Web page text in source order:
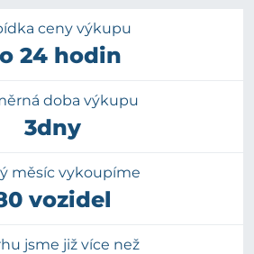
ceny výkupu
24 hodin
doba výkupu
3dny
měsíc vykoupíme
vozidel
jsme již více než